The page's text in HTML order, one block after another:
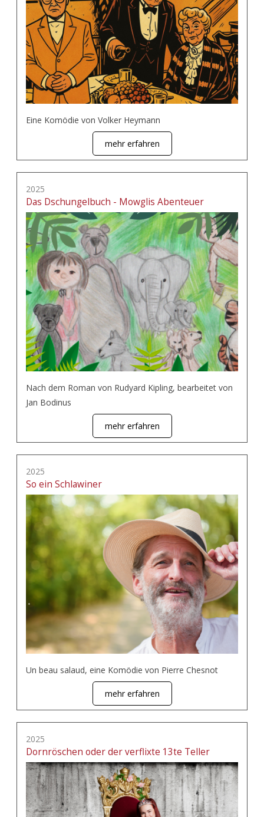
Eine Komödie von Volker Heymann
mehr erfahren
2025
Das Dschungelbuch - Mowglis Abenteuer
Nach dem Roman von Rudyard Kipling, bearbeitet von
Jan Bodinus
mehr erfahren
2025
So ein Schlawiner
Un beau salaud, eine Komödie von Pierre Chesnot
mehr erfahren
2025
Dornröschen oder der verflixte 13te Teller